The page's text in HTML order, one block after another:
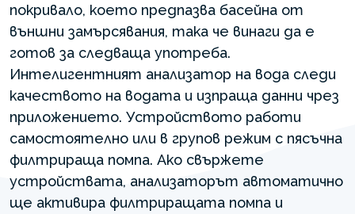
покривало, което предпазва басейна от
външни замърсявания, така че винаги да е
готов за следваща употреба.
Интелигентният анализатор на вода следи
качеството на водата и изпраща данни чрез
приложението. Устройството работи
самостоятелно или в групов режим с пясъчна
филтрираща помпа. Ако свържете
устройствата, анализаторът автоматично
ще активира филтриращата помпа и